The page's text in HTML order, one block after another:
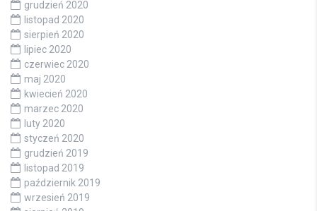
grudzień 2020
listopad 2020
sierpień 2020
lipiec 2020
czerwiec 2020
maj 2020
kwiecień 2020
marzec 2020
luty 2020
styczeń 2020
grudzień 2019
listopad 2019
październik 2019
wrzesień 2019